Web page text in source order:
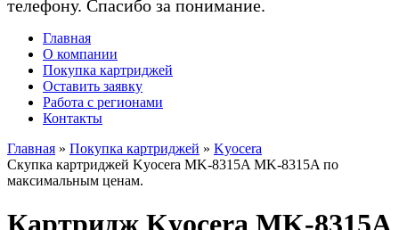
телефону. Спасибо за понимание.
Главная
О компании
Покупка картриджей
Оставить заявку
Работа с регионами
Контакты
Главная » Покупка картриджей » Kyocera
Скупка картриджей Kyocera MK-8315A MK-8315A по
максимальным ценам.